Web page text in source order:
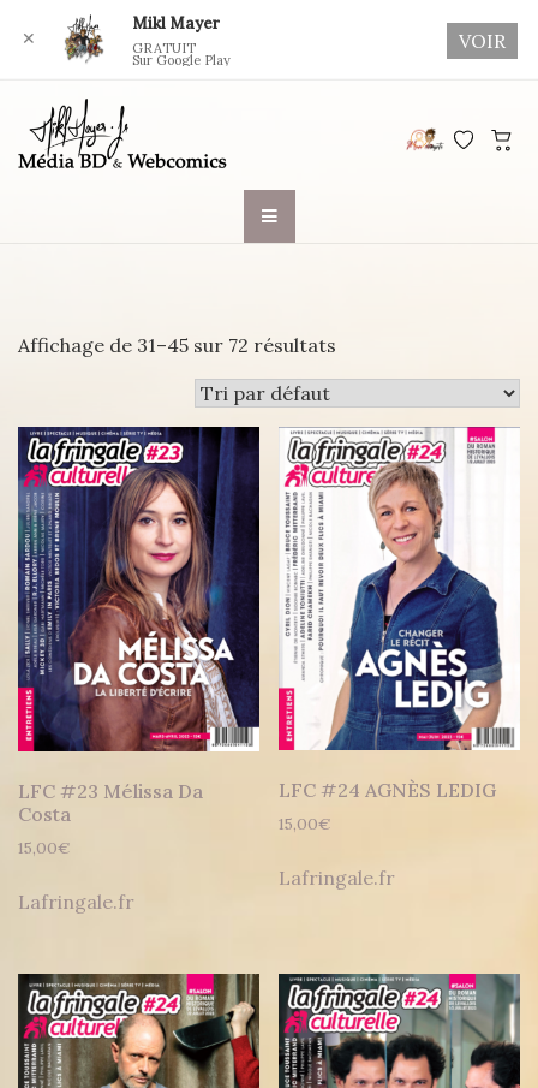
Affichage de 31–45 sur 72 résultats
LFC #23 Mélissa Da
Costa
15,00€
Lafringale.fr
LFC #24 AGNÈS LEDIG
15,00€
Lafringale.fr
✕
Mikl Mayer
GRATUIT
Sur Google Play
VOIR